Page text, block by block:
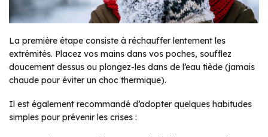
La première étape consiste à réchauffer lentement les
extrémités. Placez vos mains dans vos poches, soufflez
doucement dessus ou plongez-les dans de l’eau tiède (jamais
chaude pour éviter un choc thermique).
Il est également recommandé d’adopter quelques habitudes
simples pour prévenir les crises :